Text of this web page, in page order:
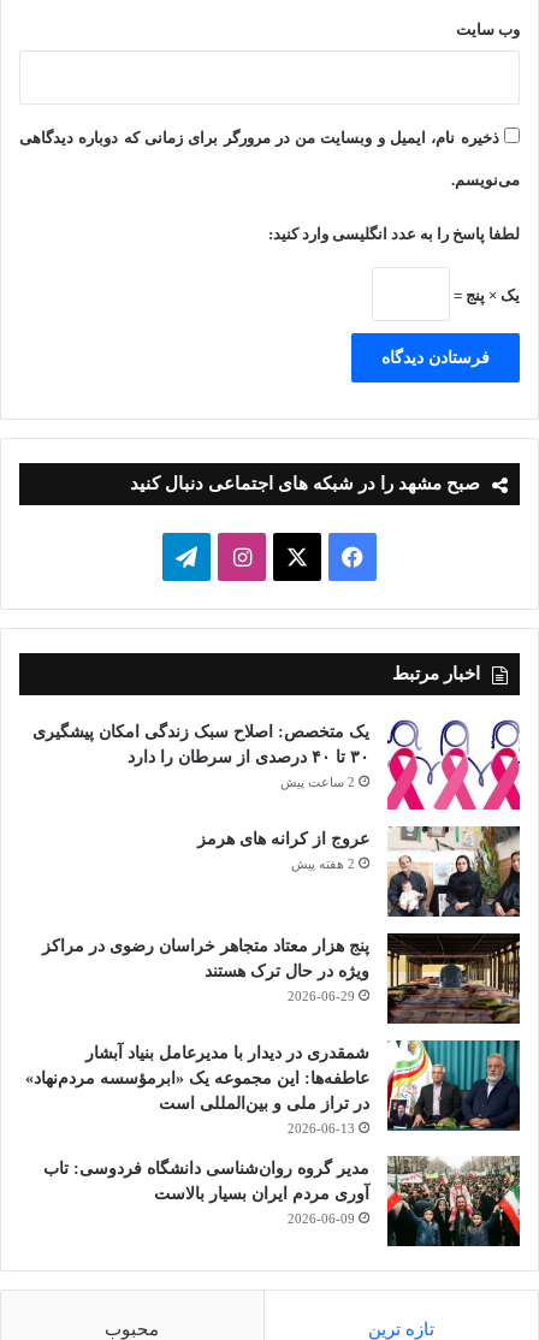
وب‌ سایت
ذخیره نام، ایمیل و وبسایت من در مرورگر برای زمانی که دوباره دیدگاهی
می‌نویسم.
لطفا پاسخ را به عدد انگلیسی وارد کنید:
یک × پنج =
صبح مشهد را در شبکه های اجتماعی دنبال کنید
فیسبوک ایکساینستاگرامتلگرام
اخبار مرتبط
یک متخصص: اصلاح سبک زندگی امکان پیشگیری
۳۰ تا ۴۰ درصدی از سرطان را دارد
2 ساعت پیش
عروج از کرانه های هرمز
2 هفته پیش
پنج هزار معتاد متجاهر خراسان رضوی در مراکز
ویژه در حال ترک هستند
2026-06-29
شمقدری در دیدار با مدیرعامل بنیاد آبشار
عاطفه‌ها: این مجموعه یک «ابرمؤسسه مردم‌نهاد»
در تراز ملی و بین‌المللی است
2026-06-13
مدیر گروه روان‌شناسی دانشگاه فردوسی: تاب
آوری مردم ایران بسیار بالاست
2026-06-09
تازه ترین محبوب